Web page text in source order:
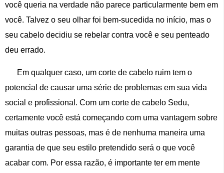
você queria na verdade não parece particularmente bem em
você. Talvez o seu olhar foi bem-sucedida no início, mas o
seu cabelo decidiu se rebelar contra você e seu penteado
deu errado.
Em qualquer caso, um corte de cabelo ruim tem o
potencial de causar uma série de problemas em sua vida
social e profissional. Com um corte de cabelo Sedu,
certamente você está começando com uma vantagem sobre
muitas outras pessoas, mas é de nenhuma maneira uma
garantia de que seu estilo pretendido será o que você
acabar com. Por essa razão, é importante ter em mente